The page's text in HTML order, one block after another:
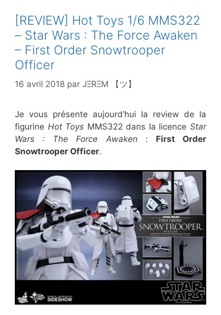
[REVIEW] Hot Toys 1/6 MMS322
– Star Wars : The Force Awaken
– First Order Snowtrooper
Officer
16 avril 2018 par JΞRΞM 【ツ】
Je vous présente aujourd’hui la review de la
figurine Hot Toys MMS322 dans la licenceStar
Wars : The Force Awaken : First Order
Snowtrooper Officer.